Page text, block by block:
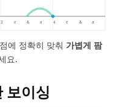
3 e & a 4 e & a
에 정확히 맞춰 가볍게 팜
요.
보이싱